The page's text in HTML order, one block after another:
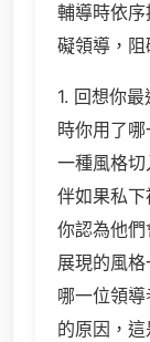
輔導時依
礙領導，阻
1. 回想你
時你用了
一種風格
伴如果私下
你認為他
展現的風
哪一位領
的原因，